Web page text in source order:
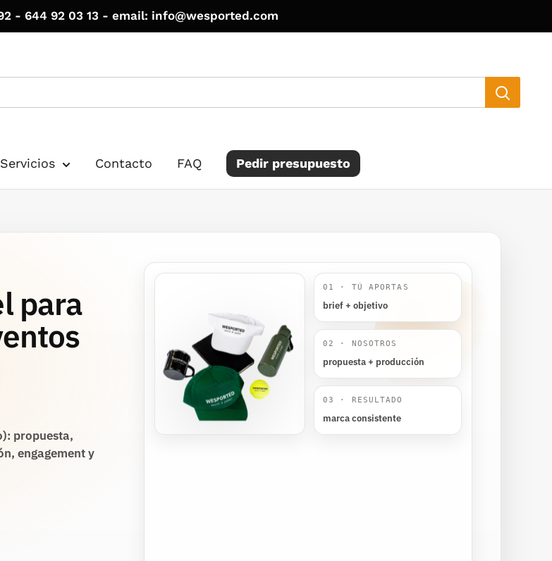
- 644 92 03 13 - email: info@wesported.com
Servicios Contacto FAQ Pedir presupuesto
para
propuesta,
engagement y
01 · TÚ APORTAS
brief + objetivo
02 · NOSOTROS
propuesta + producción
03 · RESULTADO
marca consistente